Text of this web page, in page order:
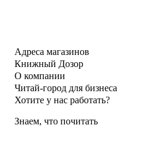
Адреса магазинов
Книжный Дозор
О компании
Читай-город для бизнеса
Хотите у нас работать?
Знаем, что почитать